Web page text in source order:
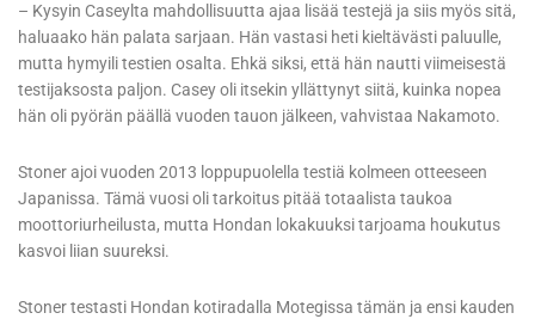
– Kysyin Caseylta mahdollisuutta ajaa lisää testejä ja siis myös sitä,
haluaako hän palata sarjaan. Hän vastasi heti kieltävästi paluulle,
mutta hymyili testien osalta. Ehkä siksi, että hän nautti viimeisestä
testijaksosta paljon. Casey oli itsekin yllättynyt siitä, kuinka nopea
hän oli pyörän päällä vuoden tauon jälkeen, vahvistaa Nakamoto.
Stoner ajoi vuoden 2013 loppupuolella testiä kolmeen otteeseen
Japanissa. Tämä vuosi oli tarkoitus pitää totaalista taukoa
moottoriurheilusta, mutta Hondan lokakuuksi tarjoama houkutus
kasvoi liian suureksi.
Stoner testasti Hondan kotiradalla Motegissa tämän ja ensi kauden